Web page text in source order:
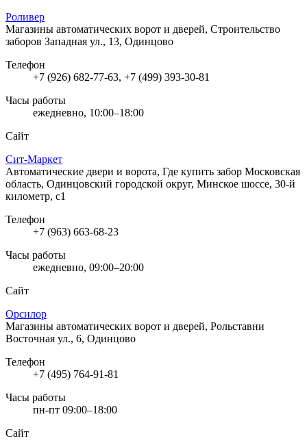
Роливер
Магазины автоматических ворот и дверей, Строительство
заборов Западная ул., 13, Одинцово
Телефон
+7 (926) 682-77-63, +7 (499) 393-30-81
Часы работы
ежедневно, 10:00–18:00
Сайт
Сит-Маркет
Автоматические двери и ворота, Где купить забор Московская
область, Одинцовский городской округ, Минское шоссе, 30-й
километр, с1
Телефон
+7 (963) 663-68-23
Часы работы
ежедневно, 09:00–20:00
Сайт
Орсилор
Магазины автоматических ворот и дверей, Рольставни
Восточная ул., 6, Одинцово
Телефон
+7 (495) 764-91-81
Часы работы
пн-пт 09:00–18:00
Сайт